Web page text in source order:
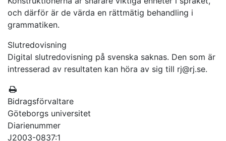
och därför är de värda en rättmätig behandling i
grammatiken.
Slutredovisning
Digital slutredovisning på svenska saknas. Den som är
intresserad av resultaten kan höra av sig till rj@rj.se.
Bidragsförvaltare
Göteborgs universitet
Diarienummer
J2003-0837:1